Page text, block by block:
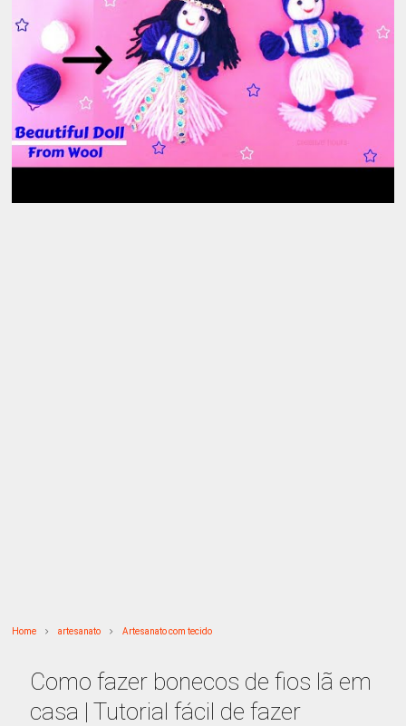
Home artesanato Artesanato com tecido
Como fazer bonecos de fios lã em
casa | Tutorial fácil de fazer